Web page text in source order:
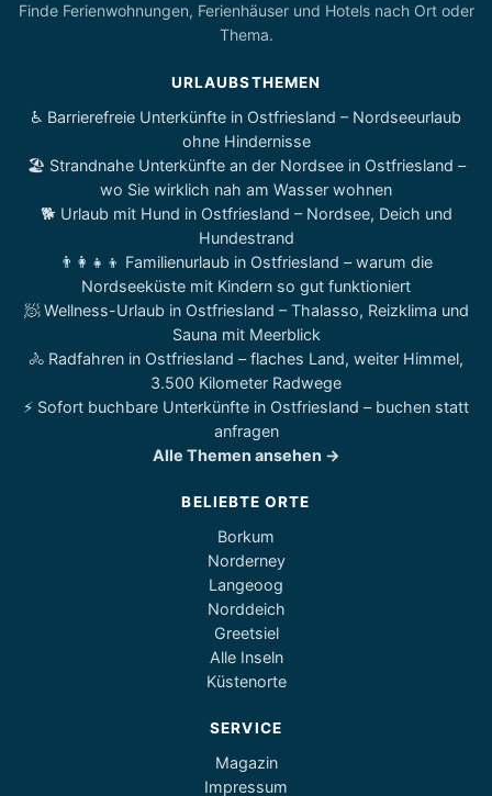
Finde Ferienwohnungen, Ferienhäuser und Hotels nach Ort oder
Thema.
URLAUBSTHEMEN
♿ Barrierefreie Unterkünfte in Ostfriesland – Nordseeurlaub
ohne Hindernisse
🏖️ Strandnahe Unterkünfte an der Nordsee in Ostfriesland –
wo Sie wirklich nah am Wasser wohnen
🐕 Urlaub mit Hund in Ostfriesland – Nordsee, Deich und
Hundestrand
👨‍👩‍👧‍👦 Familienurlaub in Ostfriesland – warum die
Nordseeküste mit Kindern so gut funktioniert
🧖 Wellness-Urlaub in Ostfriesland – Thalasso, Reizklima und
Sauna mit Meerblick
🚴 Radfahren in Ostfriesland – flaches Land, weiter Himmel,
3.500 Kilometer Radwege
⚡ Sofort buchbare Unterkünfte in Ostfriesland – buchen statt
anfragen
Alle Themen ansehen →
BELIEBTE ORTE
Borkum
Norderney
Langeoog
Norddeich
Greetsiel
Alle Inseln
Küstenorte
SERVICE
Magazin
Impressum